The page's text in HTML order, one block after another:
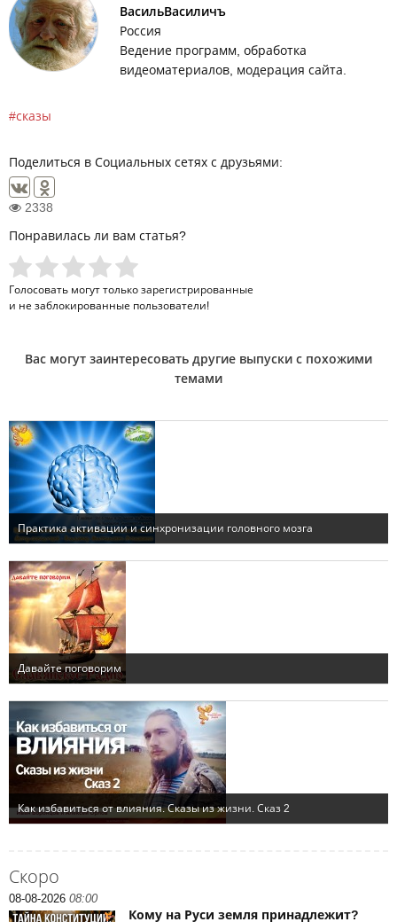
Скоро
08-08-2026 08:00
Кому на Руси земля принадлежит?
ВасильВасиличъ
Россия
Ведение программ, обработка
видеоматериалов, модерация сайта.
сказы
Поделиться в Социальных сетях с друзьями:
2338
Понравилась ли вам статья?
Голосовать могут только зарегистрированные
и не заблокированные пользователи!
Вас могут заинтересовать другие выпуски с похожими
темами